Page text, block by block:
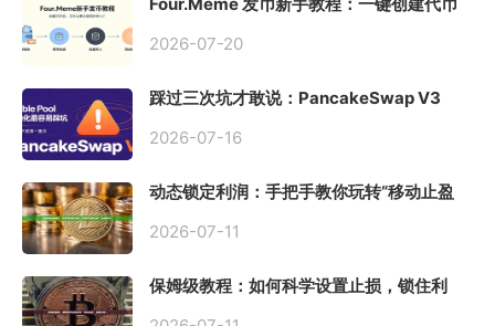
Four.Meme 发币新手教程：一键创建代币
2026-07-20
踩过三次坑才敢说：PancakeSwap V3
初始化
2026-07-16
动态锁定利润：手把手教你玩转“移动止盈
2026-07-11
保姆级教程：如何科学设置止损，锁住利